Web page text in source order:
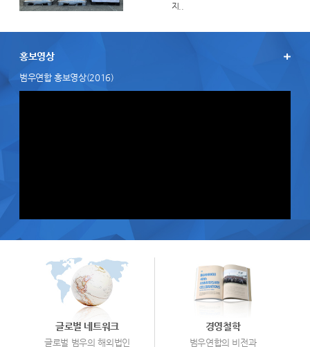
지..
홍보영상
범우연합 홍보영상(2016)
글로벌 네트워크
글로벌 범우의 해외법인
경영철학
범우연합의 비전과